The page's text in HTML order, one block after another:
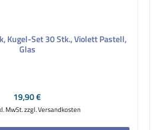
Kugel-Set 30 Stk., Violett Pastell,
Glas
Regulärer Preis:
19,90 €
MwSt. zzgl. Versandkosten